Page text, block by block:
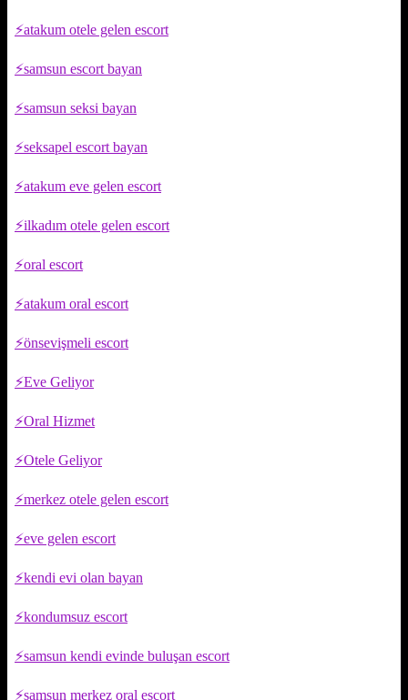
atakum otele gelen escort
samsun escort bayan
samsun seksi bayan
seksapel escort bayan
atakum eve gelen escort
ilkadım otele gelen escort
oral escort
atakum oral escort
önsevişmeli escort
Eve Geliyor
Oral Hizmet
Otele Geliyor
merkez otele gelen escort
eve gelen escort
kendi evi olan bayan
kondumsuz escort
samsun kendi evinde buluşan escort
samsun merkez oral escort